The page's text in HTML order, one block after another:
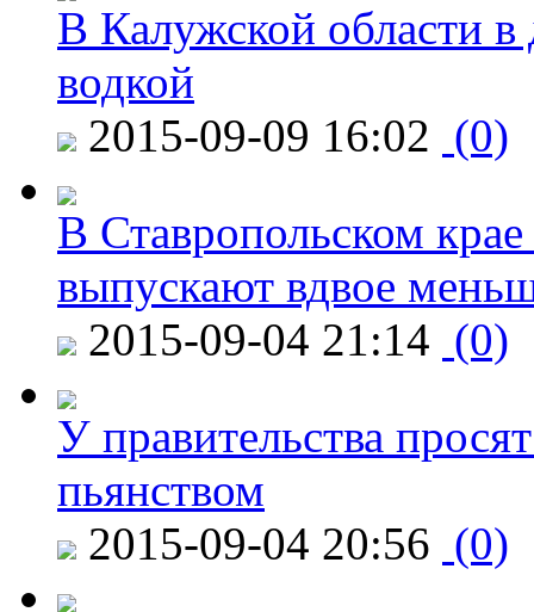
В Калужской области в
водкой
2015-09-09 16:02 (0)
В Ставропольском
выпускают вдвое
2015-09-04 21:14 (0)
У правительства
пьянством
2015-09-04 20:56 (0)